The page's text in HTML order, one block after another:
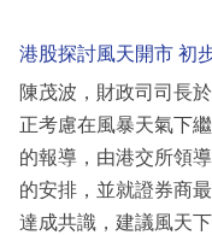
港股探討風天開市 初
陳茂波，財政司司長
正考慮在風暴天氣下
的報導，由港交所領
的安排，並就證券商
達成共識，建議風天